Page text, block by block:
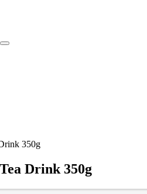
350g
Drink 350g